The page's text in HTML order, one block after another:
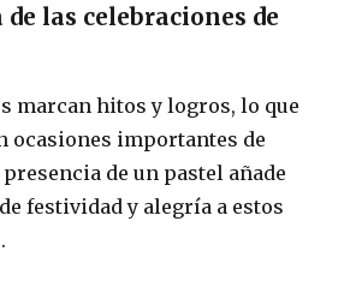
las celebraciones de
marcan hitos y logros, lo que
ocasiones importantes de
de un pastel añade
festividad y alegría a estos